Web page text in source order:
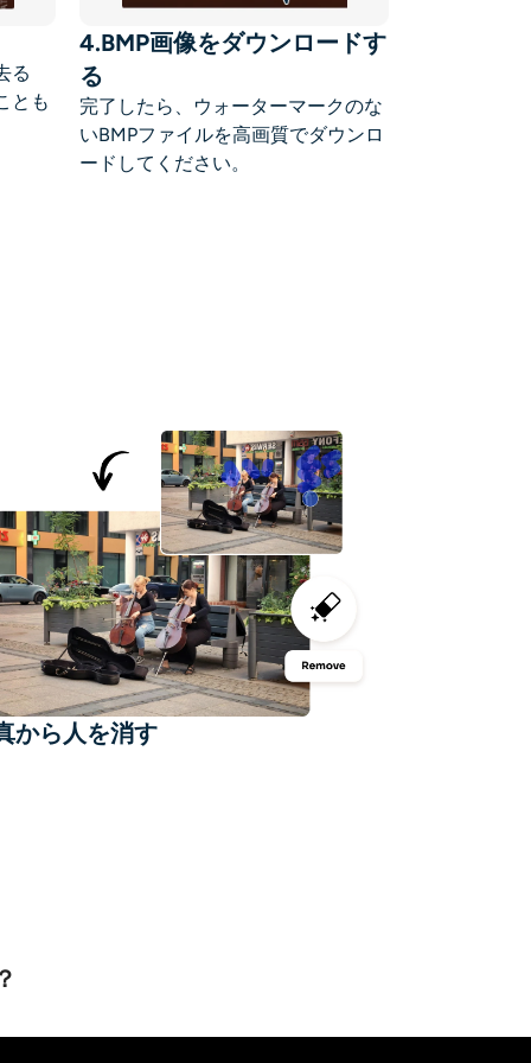
る
とも
4.BMP画像をダウンロードす
る
完了したら、ウォーターマークのな
いBMPファイルを高画質でダウンロ
ードしてください。
から人を消す